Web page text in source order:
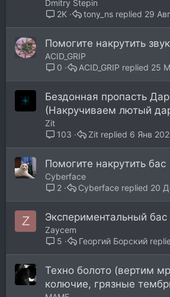
Dmitry Stepin
2K
29
tony_ns
Помогите накрутить
ACID_GRIP
0
25
ACID_GRIP
Бездонная пропасть
(Накручиваем лютый
Zit
103
6 Янв
Zit
Помогите накрутить бас
Cyberface
2
20
Cyberface
Z Экспериментальный бас
Zaycem
5
Георгий Борский
Техно болото (вертим
колючие, грязные